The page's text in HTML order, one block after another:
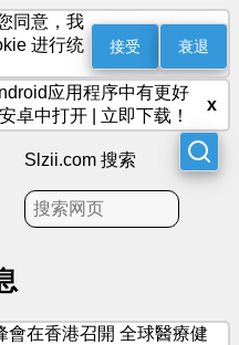
同意，我
进行统
接受 衰退
应用程序中有更好
卓中打开 立即下载！
x
Slzii.com 搜索
會在香港召開 全球醫療健